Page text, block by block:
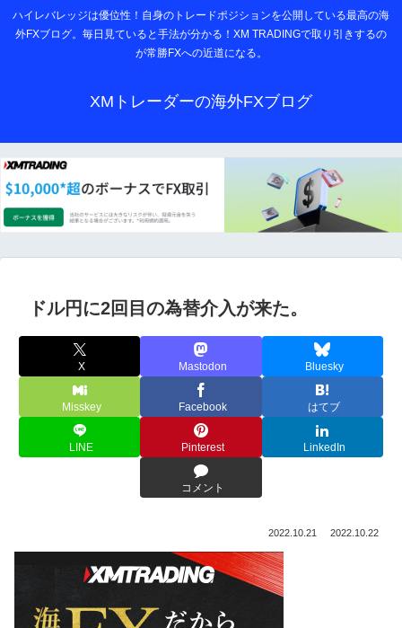
ハイレバレッジは優位性！自身のトレードポジションを公開している最高の海
外FXブログ。毎日見ていると手法が分かる！XM TRADINGで取り引きするの
が常勝FXへの近道になる。
XMトレーダーの海外FXブログ
ドル円に2回目の為替介入が来た。
X Mastodon Bluesky
Misskey Facebook はてブ
LINE Pinterest LinkedIn
コメント
2022.10.21 2022.10.22